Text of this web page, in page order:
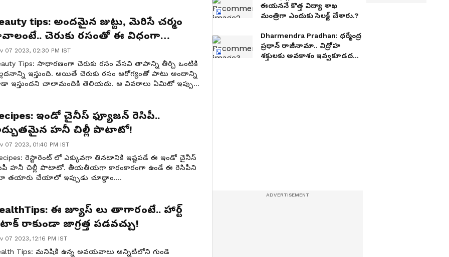
tips: అందమైన జుట్టు, మెరిసే చర్మం
చెరుకు రసంతో ఈ విధంగా
07 2023, 02:30 PM IST
Tips: సాధారణంగా చెరుకు రసం వేసవి తాపాన్ని తీర్చి ఒంటికి
ఇస్తుంది. అయితే చెరుకు రసం ఆరోగ్యంతో పాటు అందాన్ని
ఇస్తుందని చాలామందికి తెలియదు. ఆ వివరాలు ఏమిటో ఇప్పుడు
ఇండో చైనీస్ ఫ్యూజన్ రెసిపీ..
హనీ చిల్లీ పొటాటో!
07 2023, 01:40 PM IST
రెస్టారెంట్ లో ఎక్కువగా తినటానికి ఇష్టపడే ఈ ఇండో చైనీస్
హనీ చిల్లీ పొటాటో. తీయతీయగా కారంకారంగా ఉండే ఈ రెసిపీని
తయారు చేయాలో ఇప్పుడు చూద్దాం.
ఈ జ్యూస్ లు తాగారంటే.. హార్ట్
రాకుండా జాగ్రత్త పడవచ్చు!
07 2023, 12:16 PM IST
Tips: మనిషికి ఉన్న అవయవాలు అన్నిటిలోని గుండె
ఈయననే కొత్త విద్యా శాఖ
మంత్రిగా ఎందుకు సెలక్ట్ చేశారు.?
Dharmendra Pradhan: ధర్మేంద్ర
ప్రధాన్ రాజీనామా.. విద్రోహ
శక్తులకు అవకాశం ఇవ్వకూడదనే